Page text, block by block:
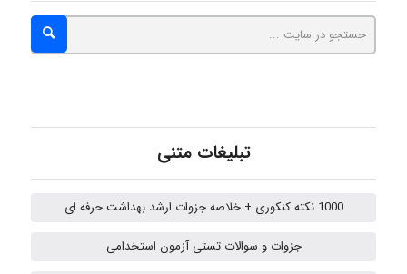
hosein abdolvand
تبلیغات متنی
1000 نکته کنکوری + خلاصه جزوات ارشد بهداشت حرفه ای
جزوات و سوالات تستی آزمون استخدامی